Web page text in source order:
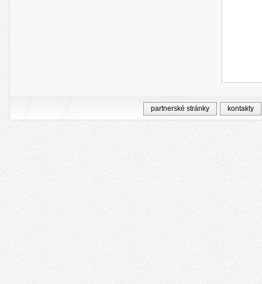
partnerské stránky kontakty